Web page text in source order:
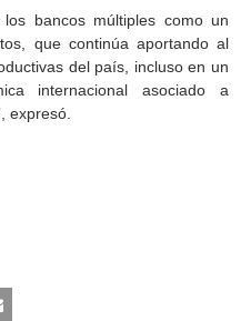
bancos múltiples como un
que continúa aportando al
del país, incluso en un
internacional asociado a
expresó.